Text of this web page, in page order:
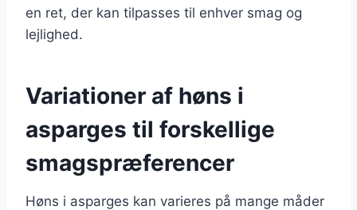
en ret, der kan tilpasses til enhver smag og
lejlighed.
Variationer af høns i
asparges til forskellige
smagspræferencer
Høns i asparges kan varieres på mange måder